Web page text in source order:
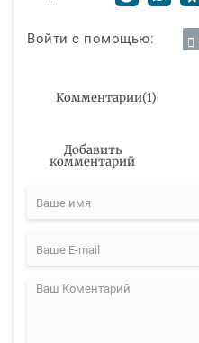
Войти с помощью:
Комментарии(1)
Добавить
комментарий